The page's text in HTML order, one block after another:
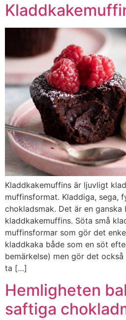
Kladdkakemuffins är ljuvligt
muffinsformat. Kladdiga, sega,
chokladsmak. Det är en
kladdkakemuffins. Söta små
muffinsformar som gör det
kladdkaka både som en söt
bemärkelse) men gör det
ta […]
Hemligheten
saftiga